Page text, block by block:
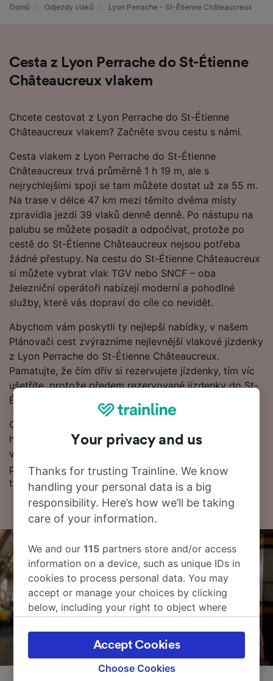
Domů Odjezdy vlaků Lyon Perrache - St-Étienne Châteaucreux
Cesta z Lyon Perrache do St-Étienne
Châteaucreux vlakem
Chcete cestovat z Lyon Perrache do St-Étienne
Châteaucreux vlakem? Začněte svou cestu s námi.
Cesta vlakem z Lyon Perrache do St-Étienne
Châteaucreux trvá průměrně 1 h 19 m, ale s
nejrychlejšími spoji se tam můžete dostat už za 55 m.
Na trase v délce 47 km mezi těmito dvěma místy
zpravidla jezdí 39 vlaků denně denně. Po nástupu na
palubu se můžete posadit a odpočívat, protože po
cestě do St-Étienne Châteaucreux nejsou potřeba
žádné přestupy. Na cestu do St-Étienne Châteaucreux
si můžete vybrat vlak TGV nebo SNCF – oba
železniční operátoři nabízejí moderní a pohodlné
služby, které vás dopraví do cíle co nevidět.
Abychom vám poskytli ty nejlepší nabídky, v našem
Plánovači cest zvýrazníme nejlevnější vlakové jízdenky
z Lyon Perrache do St-Étienne Châteaucreux.
Pamatujte, že čím dřív si rezervujete jízdenky, tím víc
ušetříte, protože předem rezervované jízdenky do St-
Étienne Châteaucreux začínají na 10.00 €.
Chcete si rezervovat vlakové jízdenky hned? Začněte
hledat u nás ještě dnes. Pokud chcete o cestě vědět
více, podívejte se na jízdní řády (včetně prvních a
posledních odjezdů vlaků), často kladené otázky a
tipy, jak rezervovat levné vlakové jízdenky.
Your privacy and us
Thanks for trusting Trainline. We know
handling your personal data is a big
responsibility. Here’s how we’ll be taking
care of your information.
We and our115 partners store and/or access
information on a device, such as unique IDs in
cookies to process personal data. You may
accept or manage your choices by clicking
below, including your right to object where
the privacy policy page. These choices will be
signaled to our partners and will not affect
browsing data. Your data will not be used for
Choose Cookies
Accept Cookies